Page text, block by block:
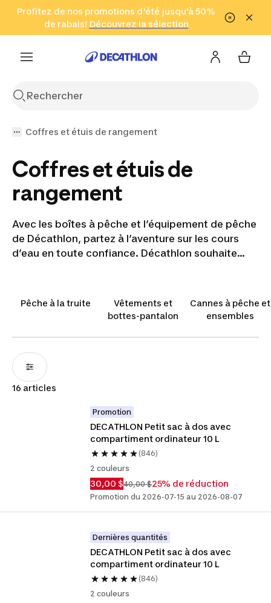
Aller à la recherche Aller au contenu Aller au pied de
Profitez de nos promotions d'été jusqu'à 50%
de rabais! Découvrez la sélection
Cliquez ici
en seulement 2 h!
(Zones sélectionnées)
Coffres et étuis de rangement
Coffres et étuis de
rangement
Avec les boîtes à pêche et l’équipement de pêche
de Décathlon, partez à l’aventure sur les cours
d’eau en toute confiance. Décathlon souhaite
Pêche à la truite
Vêtements et
bottes-pantalon
Cannes à pêche et
ensembles
16 articles
Promotion
DECATHLON Petit sac à dos avec
compartiment ordinateur 10 L
(846)
2 couleurs
30,00 $40,00 $25% de réduction
Promotion du 2026-07-15 au 2026-08-07
Dernières quantités
DECATHLON Petit sac à dos avec
compartiment ordinateur 10 L
(846)
2 couleurs